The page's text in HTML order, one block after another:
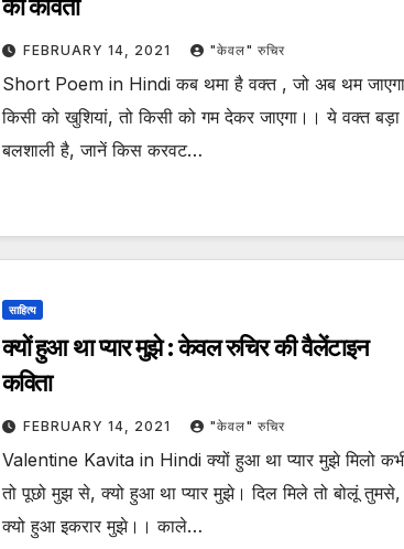
की कविता
FEBRUARY 14, 2021 "केवल" रुचिर
Short Poem in Hindi कब थमा है वक्त , जो अब थम
किसी को खुशियां, तो किसी को गम देकर जाएगा।। ये वक्त बड़ा
बलशाली है, जानें किस करवट…
साहित्य
क्यों हुआ था प्यार मुझे : केवल रुचिर की वैलेंटाइन
कविता
FEBRUARY 14, 2021 "केवल" रुचिर
Valentine Kavita in Hindi क्यों हुआ था प्यार मुझे मिलो
तो पूछो मुझ से, क्यो हुआ था प्यार मुझे। दिल मिले तो बोलूं तुमसे,
क्यो हुआ इकरार मुझे।। काले…